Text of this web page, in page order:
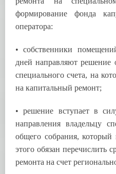
формирование фонда
оператора:
• собственники
дней направляют решение
специального счета, на
на капитальный ремонт;
• решение вступает в
направления владельцу
общего собрания,
этого обязан перечислить
ремонта на счет